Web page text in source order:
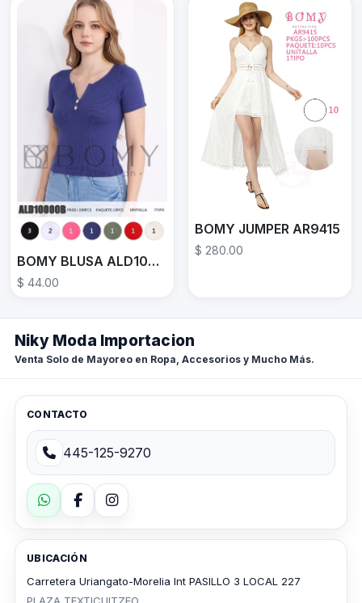
BOMY BLUSA ALD10000B
$ 44.00
BOMY JUMPER AR9415
$ 280.00
Niky Moda Importacion
Venta Solo de Mayoreo en Ropa, Accesorios y Mucho Más.
CONTACTO
445-125-9270
UBICACIÓN
Carretera Uriangato-Morelia Int PASILLO 3 LOCAL 227
PLAZA TEXTICUITZEO